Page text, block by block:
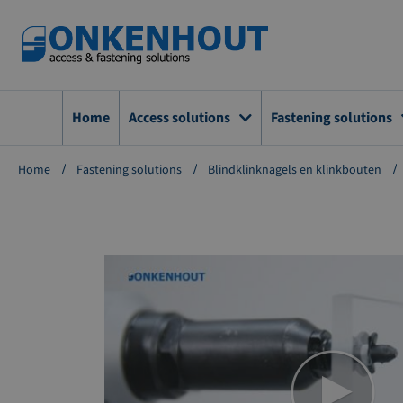
Home Access solutions Fastening solutions
Home Fastening solutions Blindklinknagels en klinkbouten
afbeeldingen-